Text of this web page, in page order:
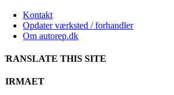
Kontakt
Opdater værksted / forhandler
Om autorep.dk
TRANSLATE THIS SITE
FIRMAET